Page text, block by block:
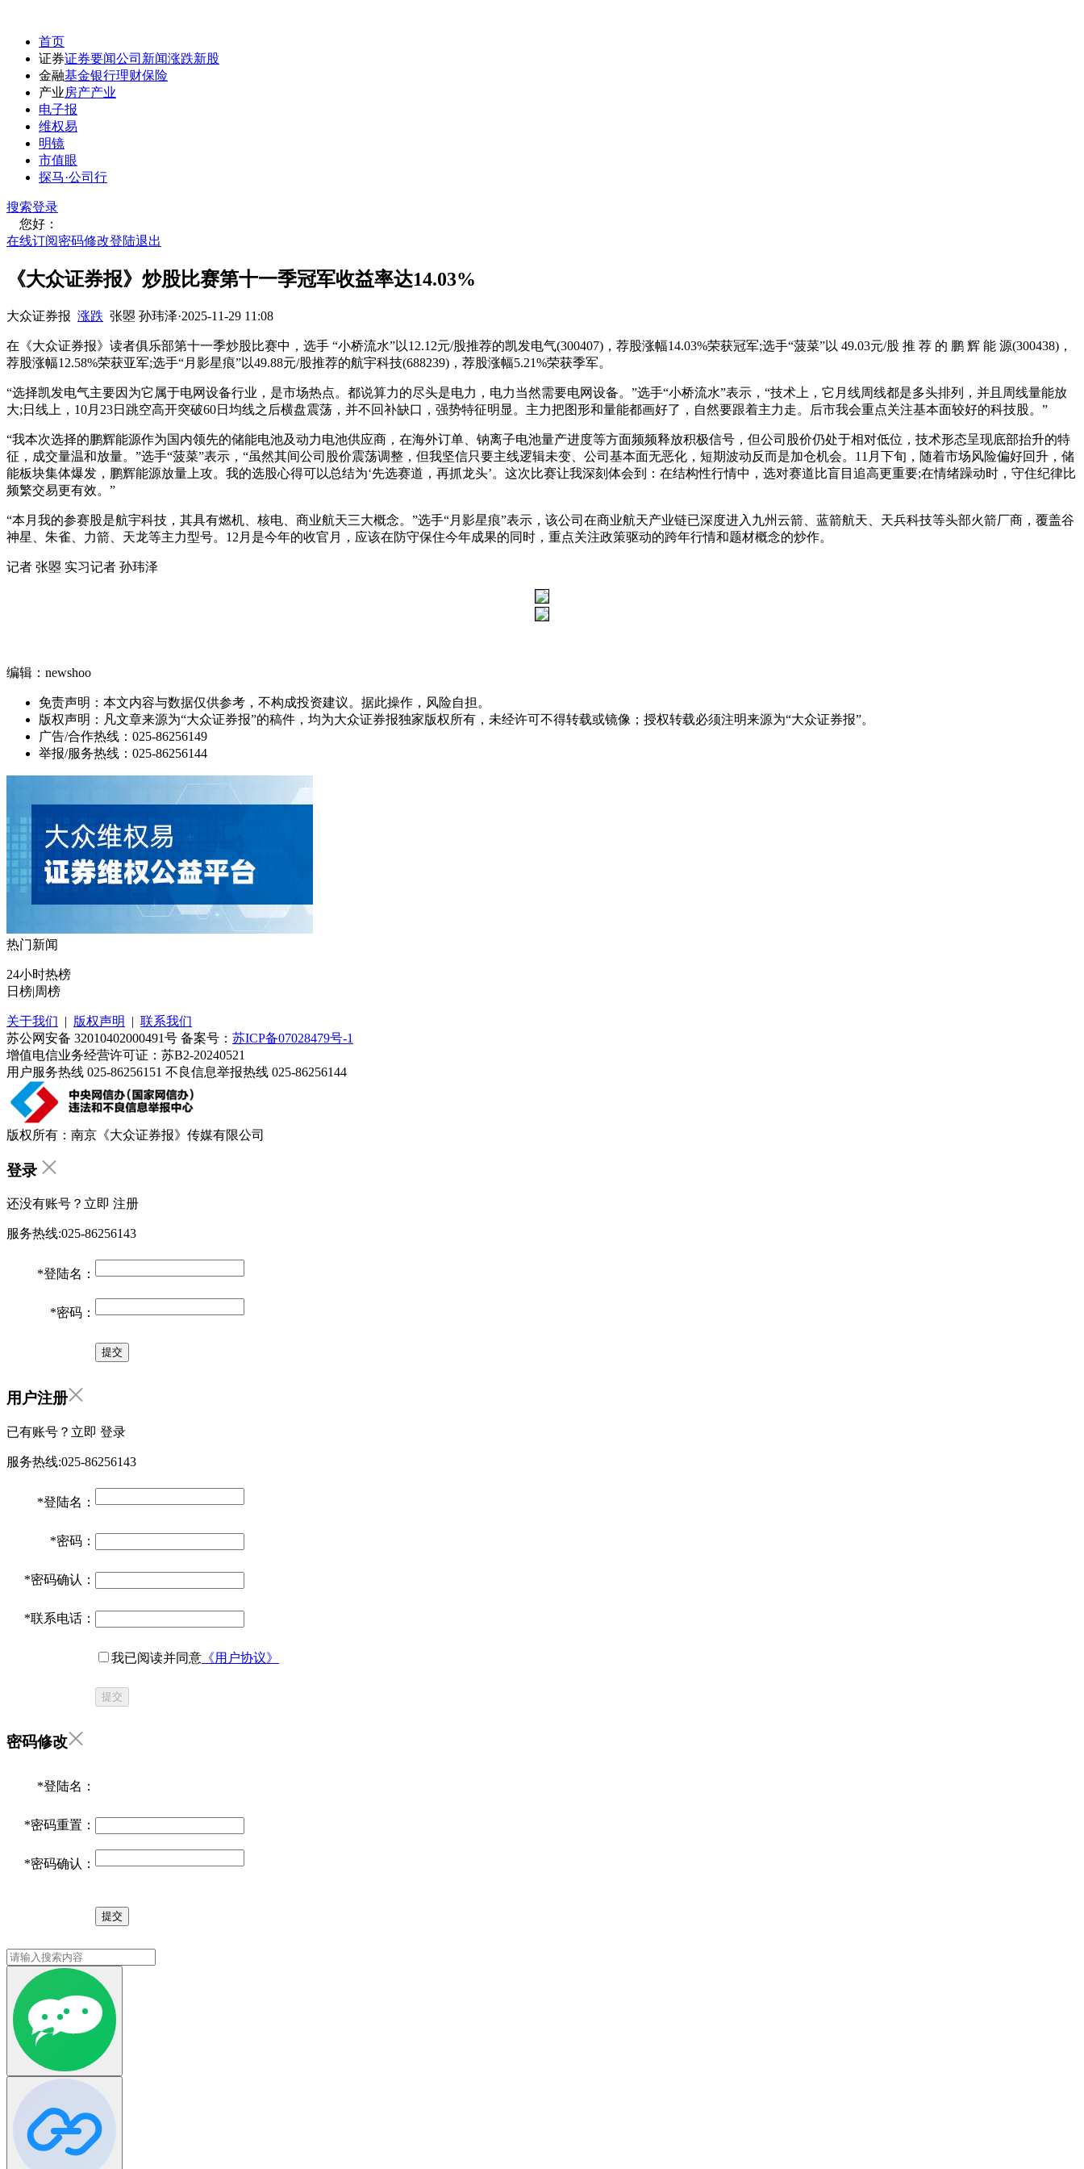
首页
证券证券要闻公司新闻涨跌新股
金融基金银行理财保险
产业房产产业
电子报
维权易
明镜
市值眼
探马·公司行
搜索登录
您好：
在线订阅密码修改登陆退出
《大众证券报》炒股比赛第十一季冠军收益率达14.03%
大众证券报 涨跌 张曌 孙玮泽·2025-11-29 11:08
在《大众证券报》读者俱乐部第十一季炒股比赛中，选手 “小桥流水”以12.12元/股推荐的凯发电气(300407)，荐股涨幅14.03%荣获冠军;选手“菠菜”以 49.03元/股 推 荐 的 鹏 辉 能 源(300438)，
荐股涨幅12.58%荣获亚军;选手“月影星痕”以49.88元/股推荐的航宇科技(688239)，荐股涨幅5.21%荣获季军。
“选择凯发电气主要因为它属于电网设备行业，是市场热点。都说算力的尽头是电力，电力当然需要电网设备。”选手“小桥流水”表示，“技术上，它月线周线都是多头排列，并且周线量能放
大;日线上，10月23日跳空高开突破60日均线之后横盘震荡，并不回补缺口，强势特征明显。主力把图形和量能都画好了，自然要跟着主力走。后市我会重点关注基本面较好的科技股。”
“我本次选择的鹏辉能源作为国内领先的储能电池及动力电池供应商，在海外订单、钠离子电池量产进度等方面频频释放积极信号，但公司股价仍处于相对低位，技术形态呈现底部抬升的特
征，成交量温和放量。”选手“菠菜”表示，“虽然其间公司股价震荡调整，但我坚信只要主线逻辑未变、公司基本面无恶化，短期波动反而是加仓机会。11月下旬，随着市场风险偏好回升，储
能板块集体爆发，鹏辉能源放量上攻。我的选股心得可以总结为‘先选赛道，再抓龙头’。这次比赛让我深刻体会到：在结构性行情中，选对赛道比盲目追高更重要;在情绪躁动时，守住纪律比
频繁交易更有效。”
“本月我的参赛股是航宇科技，其具有燃机、核电、商业航天三大概念。”选手“月影星痕”表示，该公司在商业航天产业链已深度进入九州云箭、蓝箭航天、天兵科技等头部火箭厂商，覆盖谷
神星、朱雀、力箭、天龙等主力型号。12月是今年的收官月，应该在防守保住今年成果的同时，重点关注政策驱动的跨年行情和题材概念的炒作。
记者 张曌 实习记者 孙玮泽
编辑：newshoo
免责声明：本文内容与数据仅供参考，不构成投资建议。据此操作，风险自担。
版权声明：凡文章来源为“大众证券报”的稿件，均为大众证券报独家版权所有，未经许可不得转载或镜像；授权转载必须注明来源为“大众证券报”。
广告/合作热线：025-86256149
举报/服务热线：025-86256144
热门新闻
24小时热榜
日榜|周榜
关于我们 | 版权声明 | 联系我们
苏公网安备 32010402000491号 备案号： 苏ICP备07028479号-1
增值电信业务经营许可证：苏B2-20240521
用户服务热线 025-86256151 不良信息举报热线 025-86256144
版权所有：南京《大众证券报》传媒有限公司
登录
还没有账号？立即 注册
服务热线:025-86256143
*登陆名：
*密码：
用户注册
已有账号？立即 登录
服务热线:025-86256143
*登陆名：
*密码：
*密码确认：
*联系电话：
我已阅读并同意 《用户协议》
提交
密码修改
*登陆名：
*密码重置：
*密码确认：